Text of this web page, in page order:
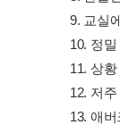
9. 교실
10. 정
11. 상
12. 저주
13. 애